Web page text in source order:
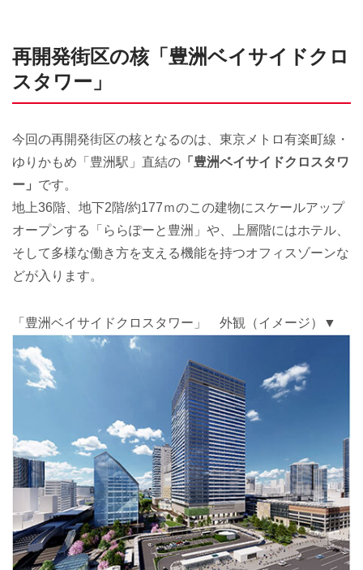
再開発街区の核「豊洲ベイサイドクロ
スタワー」
今回の再開発街区の核となるのは、東京メトロ有楽町線・
ゆりかもめ「豊洲駅」直結の 「豊洲ベイサイドクロスタワ
ー」 です。
地上36階、地下2階/約177ｍのこの建物にスケールアップ
オープンする「ららぽーと豊洲」や、上層階にはホテル、
そして多様な働き方を支える機能を持つオフィスゾーンな
どが入ります。
「豊洲ベイサイドクロスタワー」 外観（イメージ）▼